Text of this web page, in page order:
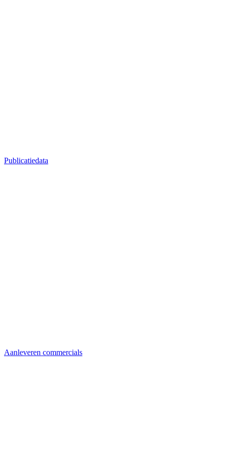
Publicatiedata
Aanleveren commercials